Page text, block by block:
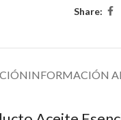
Share:
INFORMACIÓN